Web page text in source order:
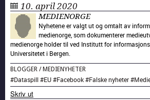
10. april 2020
MEDIENORGE
Nyhetene er valgt ut og omtalt av
medienorge, som dokumenterer
medienorge holder til ved Institutt for
Universitetet i Bergen.
BLOGGER /MEDIENYHETER
#Dataspill #EU#Facebook#Falske nyheter#
Skriv ut